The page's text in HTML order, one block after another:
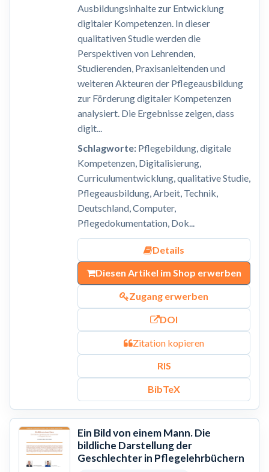
Ausbildungsinhalte zur Entwicklung
digitaler Kompetenzen. In dieser
qualitativen Studie werden die
Perspektiven von Lehrenden,
Studierenden, Praxisanleitenden und
weiteren Akteuren der Pflegeausbildung
zur Förderung digitaler Kompetenzen
analysiert. Die Ergebnisse zeigen, dass
digit...
Schlagworte:Pflegebildung, digitale
Kompetenzen, Digitalisierung,
Curriculumentwicklung, qualitative Studie,
Pflegeausbildung, Arbeit, Technik,
Deutschland, Computer,
Pflegedokumentation, Dok...
Details
Diesen Artikel im Shop erwerben
Zugang erwerben
DOI
Zitation kopieren
RIS
BibTeX
Ein Bild von einem Mann. Die
bildliche Darstellung der
Geschlechter in Pflegelehrbüchern